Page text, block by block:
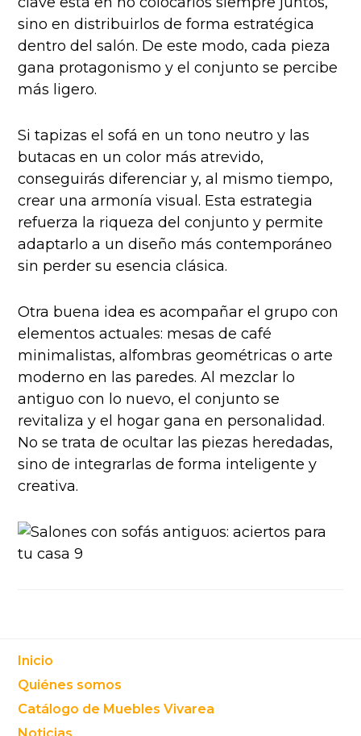
sino en distribuirlos de forma estratégica
dentro del salón. De este modo, cada pieza
gana protagonismo y el conjunto se percibe
más ligero.
Si tapizas el sofá en un tono neutro y las
butacas en un color más atrevido,
conseguirás diferenciar y, al mismo tiempo,
crear una armonía visual. Esta estrategia
refuerza la riqueza del conjunto y permite
adaptarlo a un diseño más contemporáneo
sin perder su esencia clásica.
Otra buena idea es acompañar el grupo con
elementos actuales: mesas de café
minimalistas, alfombras geométricas o arte
moderno en las paredes. Al mezclar lo
antiguo con lo nuevo, el conjunto se
revitaliza y el hogar gana en personalidad.
No se trata de ocultar las piezas heredadas,
sino de integrarlas de forma inteligente y
creativa.
Footer
Inicio
Quiénes somos
Catálogo de Muebles Vivarea